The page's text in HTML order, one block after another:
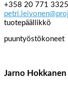
+358 20 771 3325
tuotepäällikkö
puuntyöstökoneet
Jarno Hokkanen